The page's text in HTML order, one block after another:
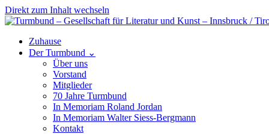
Direkt zum Inhalt wechseln
Hauptnavigation
Zuhause
Der Turmbund ⌄
Über uns
Vorstand
Mitglieder
70 Jahre Turmbund
In Memoriam Roland Jordan
In Memoriam Walter Siess-Bergmann
Kontakt